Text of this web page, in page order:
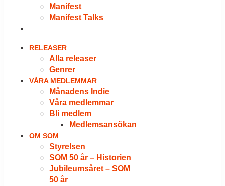
Manifest
Manifest Talks
RELEASER
Alla releaser
Genrer
VÅRA MEDLEMMAR
Månadens Indie
Våra medlemmar
Bli medlem
Medlemsansökan
OM SOM
Styrelsen
SOM 50 år – Historien
Jubileumsåret – SOM
50 år